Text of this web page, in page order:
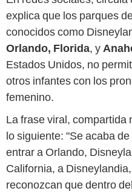
explica que los parques
conocidos como
Orlando, Florida, y
Estados Unidos, no
otros infantes con los
femenino.
La frase viral, compartida
lo siguiente: "Se acaba
entrar a Orlando,
California, a
reconozcan que dentro